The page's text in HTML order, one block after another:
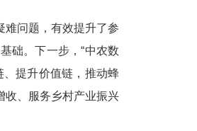
难问题，有效提升了参
础。下一步，“中农数
、提升价值链，推动蜂
收、服务乡村产业振兴